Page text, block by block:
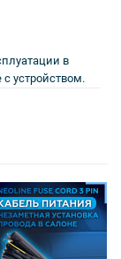
в
устройством.